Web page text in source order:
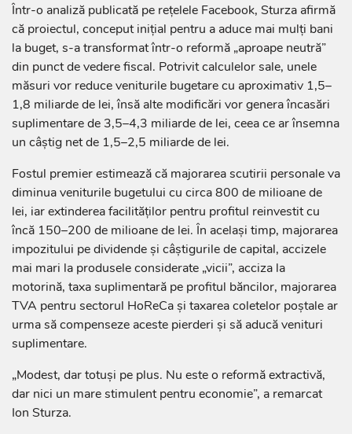
Într-o analiză publicată pe rețelele Facebook, Sturza afirmă
că proiectul, conceput inițial pentru a aduce mai mulți bani
la buget, s-a transformat într-o reformă „aproape neutră”
din punct de vedere fiscal. Potrivit calculelor sale, unele
măsuri vor reduce veniturile bugetare cu aproximativ 1,5–
1,8 miliarde de lei, însă alte modificări vor genera încasări
suplimentare de 3,5–4,3 miliarde de lei, ceea ce ar însemna
un câștig net de 1,5–2,5 miliarde de lei.
Fostul premier estimează că majorarea scutirii personale va
diminua veniturile bugetului cu circa 800 de milioane de
lei, iar extinderea facilităților pentru profitul reinvestit cu
încă 150–200 de milioane de lei. În același timp, majorarea
impozitului pe dividende și câștigurile de capital, accizele
mai mari la produsele considerate „vicii”, acciza la
motorină, taxa suplimentară pe profitul băncilor, majorarea
TVA pentru sectorul HoReCa și taxarea coletelor poștale ar
urma să compenseze aceste pierderi și să aducă venituri
suplimentare.
„Modest, dar totuși pe plus. Nu este o reformă extractivă,
dar nici un mare stimulent pentru economie”, a remarcat
Ion Sturza.